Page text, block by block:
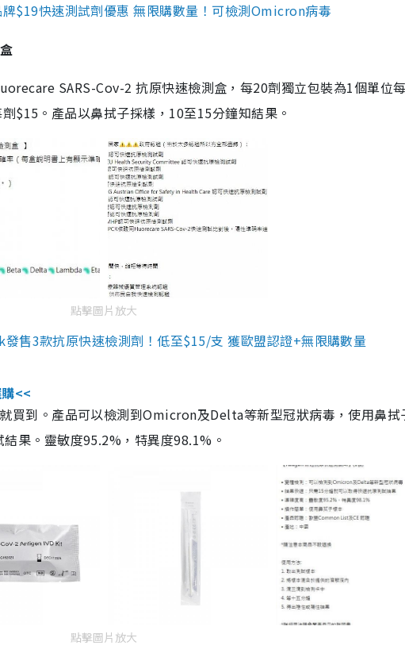
$19快速測試劑優惠 無限購數量！可檢測Omicron病毒
SARS-Cov-2 抗原快速檢測盒，每20劑獨立包裝為1個單位
$15。產品以鼻拭子採樣，10至15分鐘知結果。
點擊圖片放大
售3款抗原快速檢測劑！低至$15/支 獲歐盟認證+無限購數量
<<
買到。產品可以檢測到Omicron及Delta等新型冠狀病毒，使用鼻拭
果。靈敏度95.2%，特異度98.1%。
點擊圖片放大